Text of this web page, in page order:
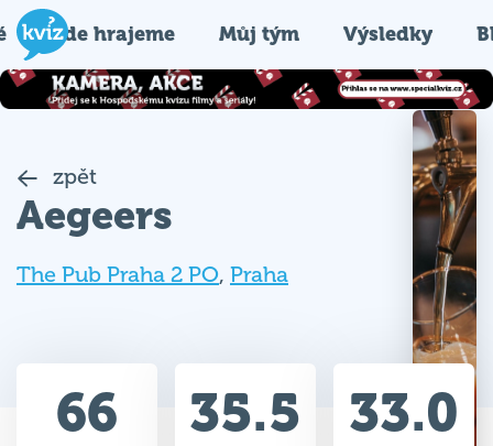
Kde hrajeme Můj tým Výsledky
zpět
Aegeers
The Pub Praha 2 PO, Praha
66 35.5 33.0